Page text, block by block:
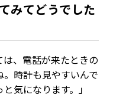
みてどうでした
、電話が来たときの
時計も見やすいんで
気になります。」